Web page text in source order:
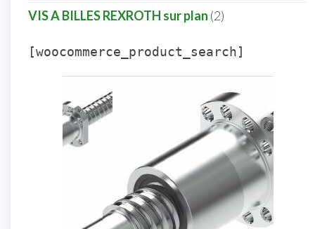
products
VIS A BILLES REXROTH sur plan 22
[woocommerce_product_search]